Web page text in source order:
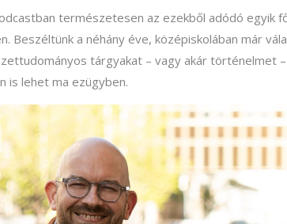
természetesen az ezekből adódó egyik
Beszéltünk a néhány éve, középiskolában már
tárgyakat – vagy akár történelmet
is lehet ma ezügyben.